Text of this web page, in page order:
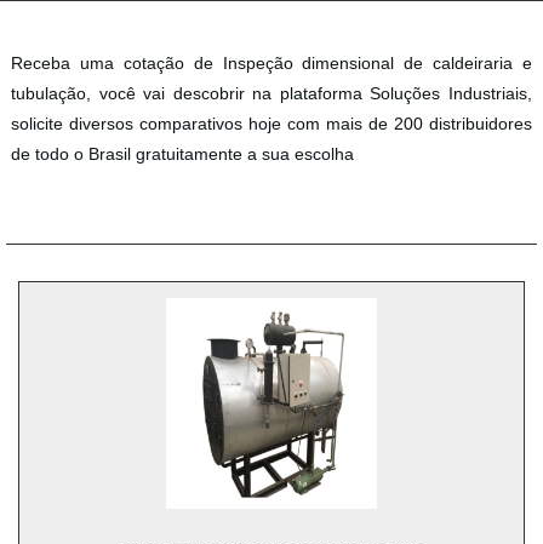
Receba uma cotação de Inspeção dimensional de caldeiraria e
tubulação, você vai descobrir na plataforma Soluções Industriais,
solicite diversos comparativos hoje com mais de 200 distribuidores
de todo o Brasil gratuitamente a sua escolha